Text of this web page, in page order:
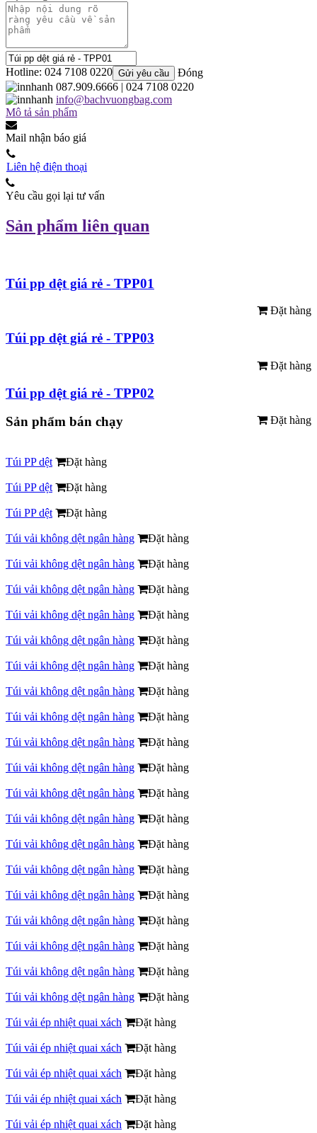
Hotline: 024 7108 0220 Gửi yêu cầu
Đóng
087.909.6666 | 024 7108 0220
info@bachvuongbag.com
Mô tả sản phẩm
Mail nhận báo giá
Liên hệ điện thoại
Yêu cầu gọi lại tư vấn
Sản phẩm liên quan
Túi pp dệt giá rẻ - TPP01
Đặt hàng
Túi pp dệt giá rẻ - TPP03
Đặt hàng
Túi pp dệt giá rẻ - TPP02
Đặt hàng
Sản phẩm bán chạy
Túi PP dệt Đặt hàng
Túi PP dệt Đặt hàng
Túi PP dệt Đặt hàng
Túi vải không dệt ngân hàng Đặt hàng
Túi vải không dệt ngân hàng Đặt hàng
Túi vải không dệt ngân hàng Đặt hàng
Túi vải không dệt ngân hàng Đặt hàng
Túi vải không dệt ngân hàng Đặt hàng
Túi vải không dệt ngân hàng Đặt hàng
Túi vải không dệt ngân hàng Đặt hàng
Túi vải không dệt ngân hàng Đặt hàng
Túi vải không dệt ngân hàng Đặt hàng
Túi vải không dệt ngân hàng Đặt hàng
Túi vải không dệt ngân hàng Đặt hàng
Túi vải không dệt ngân hàng Đặt hàng
Túi vải không dệt ngân hàng Đặt hàng
Túi vải không dệt ngân hàng Đặt hàng
Túi vải không dệt ngân hàng Đặt hàng
Túi vải không dệt ngân hàng Đặt hàng
Túi vải không dệt ngân hàng Đặt hàng
Túi vải không dệt ngân hàng Đặt hàng
Túi vải không dệt ngân hàng Đặt hàng
Túi vải ép nhiệt quai xách Đặt hàng
Túi vải ép nhiệt quai xách Đặt hàng
Túi vải ép nhiệt quai xách Đặt hàng
Túi vải ép nhiệt quai xách Đặt hàng
Túi vải ép nhiệt quai xách Đặt hàng